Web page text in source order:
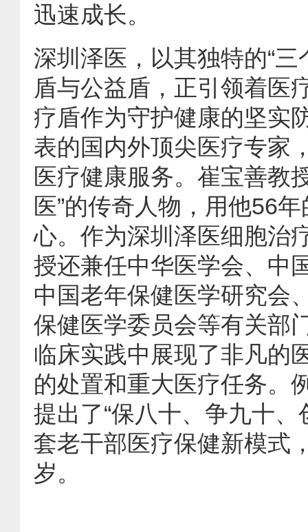
迅速成长。
深圳泽医，以其独特的“
盾与公益盾，正引领着医
疗盾作为守护健康的坚实
表的国内外顶尖医疗专家
医疗健康服务。崔宝善教
医”的传奇人物，用他56
心。作为深圳泽医细胞治
授还兼任中华医学会、中
中国老年保健医学研究会
保健医学委员会等有关部
临床实践中展现了非凡的
的处置和重大医疗任务。
提出了“保八十、争九十
套老干部医疗保健新模式
岁。